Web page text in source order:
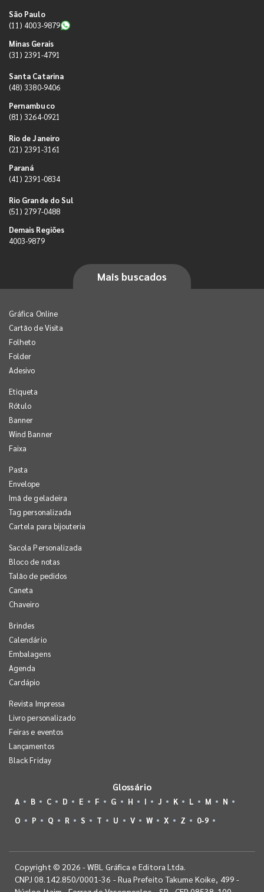
São Paulo
(11) 4003-9879
Minas Gerais
(31) 2391-4791
Santa Catarina
(48) 3380-9406
Pernambuco
(81) 3264-0921
Rio de Janeiro
(21) 2391-3161
Paraná
(41) 2391-0834
Rio Grande do Sul
(51) 2797-0488
Demais Regiões
4003-9879
Mais buscados
Gráfica Online
Cartão de Visita
Folheto
Folder
Adesivo
Etiqueta
Rótulo
Banner
Wind Banner
Faixa
Pasta
Envelope
Imã de geladeira
Tag personalizada
Cartela para bijouteria
Sacola Personalizada
Bloco de notas
Talão de pedidos
Caneta
Chaveiro
Brindes
Calendário
Embalagens
Agenda
Cardápio
Revista Impressa
Livro personalizado
Feiras e eventos
Lançamentos
Black Friday
Glossário
A B C D E F G H I J K L M
N
O
P Q R S T U V W X Z 0-9
Copyright © 2026 - WBL Gráfica e Editora Ltda.
CNPJ 08.142.850/0001-36 - Rua Prefeito Takume Koike, 499 -